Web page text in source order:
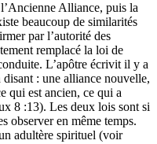
Alliance, puis la
beaucoup de similarités
par l’autorité des
remplacé la loi de
L’apôtre écrivit il y a
: une alliance nouvelle,
qui est ancien, ce qui a
8 :13). Les deux lois sont si
observer en même temps.
adultère spirituel (voir